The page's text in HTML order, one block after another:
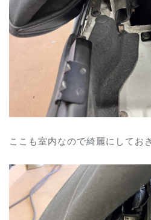
ここも室内なので綺麗にしてお